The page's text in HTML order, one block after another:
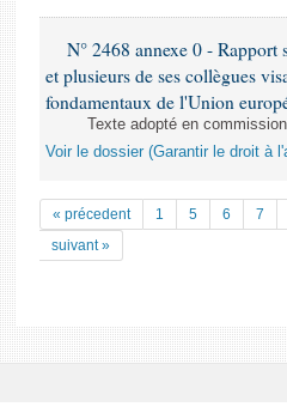
N° 2468 annexe 0 -
et plusieurs de ses collègues
fondamentaux de l'Union
Texte adopté en commission
Voir le dossier (Garantir le droit à
« précedent 1 5 6 7
suivant »